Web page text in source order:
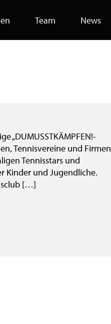
Team News
„DUMUSSTKÄMPFEN!-
Tennisvereine und Firmen
Tennisstars und
Kinder und Jugendliche.
[…]